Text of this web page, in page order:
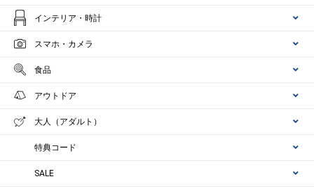
インテリア・時計
スマホ・カメラ
食品
アウトドア
大人（アダルト）
特典コード
SALE